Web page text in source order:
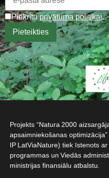
Piekrītuprivātuma politikai.
Projekts “Natura 2000
apsaimniekošanas
IP LatViaNature) tiek īstenots
programmas un Viedās
ministrijas finansiālu atbalstu.​